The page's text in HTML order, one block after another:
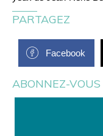
PARTAGEZ
Facebook
ABONNEZ-